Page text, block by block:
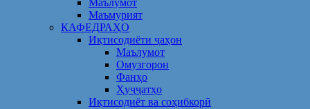
Маълумот
Маъмурият
КАФЕДРАҲО
Иқтисодиёти ҷаҳон
Маълумот
Омузгорон
Фанҳо
Ҳуҷҷатҳо
Иқтисодиёт ва соҳибкорӣ